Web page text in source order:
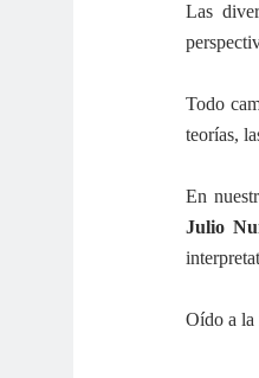
Las
Todo
teorías,
En
Julio
Oído a